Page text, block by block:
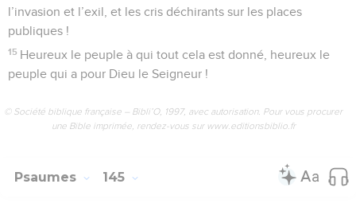
l’invasion et l’exil, et les cris déchirants sur les places
publiques !
15 Heureux le peuple à qui tout cela est donné, heureux le
peuple qui a pour Dieu le Seigneur !
© Société biblique française – Bibli’O, 1997, avec autorisation. Pour vous procurer
une Bible imprimée, rendez-vous sur www.editionsbiblio.fr
Psaumes 145